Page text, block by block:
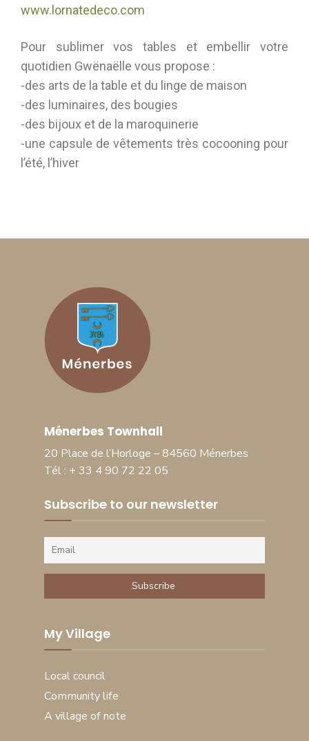
www.lornatedeco.com
Pour sublimer vos tables et embellir votre
quotidien Gwënaëlle vous propose :
-des arts de la table et du linge de maison
-des luminaires, des bougies
-des bijoux et de la maroquinerie
-une capsule de vêtements très cocooning pour
l’été, l’hiver
Ménerbes Townhall
20 Place de l’Horloge – 84560 Ménerbes
Tél : + 33 4 90 72 22 05
Subscribe to our newsletter
My Village
Local council
Community life
A village of note